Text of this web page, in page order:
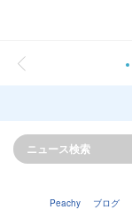
Peachy ブログ